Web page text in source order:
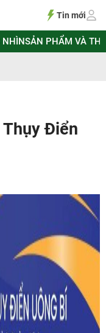
Tin mới
NHÌNSẢN PHẨM VÀ
Điển